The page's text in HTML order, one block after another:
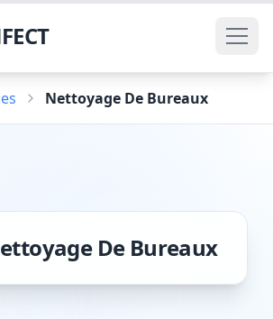
Nettoyage De Bureaux
De Bureaux